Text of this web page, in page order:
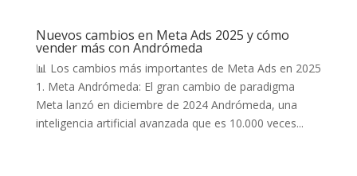
Nuevos cambios en Meta Ads 2025 y cómo
vender más con Andrómeda
📊 Los cambios más importantes de Meta Ads en 2025
1. Meta Andrómeda: El gran cambio de paradigma
Meta lanzó en diciembre de 2024 Andrómeda, una
inteligencia artificial avanzada que es 10.000 veces...